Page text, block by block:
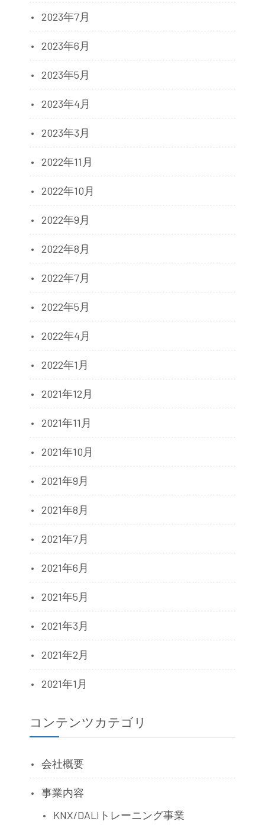
2023年7月
2023年6月
2023年5月
2023年4月
2023年3月
2022年11月
2022年10月
2022年9月
2022年8月
2022年7月
2022年5月
2022年4月
2022年1月
2021年12月
2021年11月
2021年10月
2021年9月
2021年8月
2021年7月
2021年6月
2021年5月
2021年3月
2021年2月
2021年1月
コンテンツカテゴリ
会社概要
事業内容
KNX/DALIトレーニング事業